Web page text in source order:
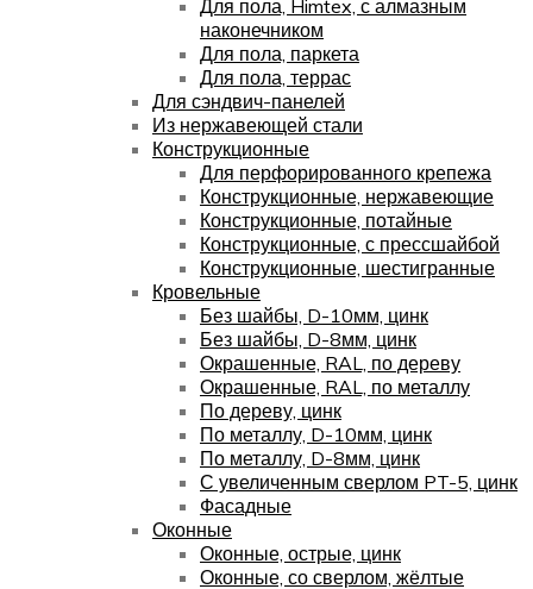
Для пола, Himtex, с алмазным
наконечником
Для пола, паркета
Для пола, террас
Для сэндвич-панелей
Из нержавеющей стали
Конструкционные
Для перфорированного крепежа
Конструкционные, нержавеющие
Конструкционные, потайные
Конструкционные, с прессшайбой
Конструкционные, шестигранные
Кровельные
Без шайбы, D-10мм, цинк
Без шайбы, D-8мм, цинк
Окрашенные, RAL, по дереву
Окрашенные, RAL, по металлу
По дереву, цинк
По металлу, D-10мм, цинк
По металлу, D-8мм, цинк
С увеличенным сверлом PT-5, цинк
Фасадные
Оконные
Оконные, острые, цинк
Оконные, со сверлом, жёлтые